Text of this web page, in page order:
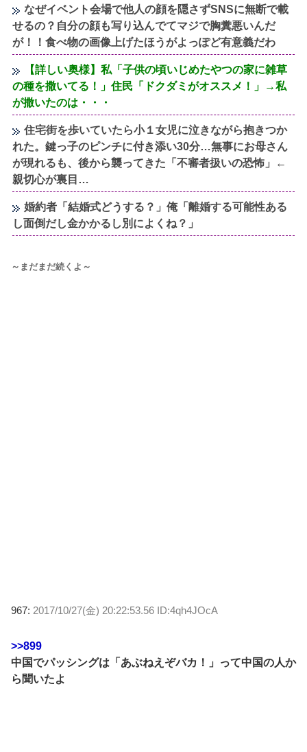
なぜイベント会場で他人の顔を隠さずSNSに無断で載
せるの？自分の顔も写り込んでてマジで胸糞悪いんだ
が！！食べ物の画像上げたほうがよっぽど有意義だわ
【詳しい奥様】私「子供の頃いじめたやつの家に雑草
の種を撒いてる！」住民「ドクダミがオススメ！」→私
が撒いたのは・・・
住宅街を歩いていたら小１女児に泣きながら抱きつか
れた。鍵っ子のピンチに付き添い30分…無事にお母さん
が現れるも、後から襲ってきた「不審者扱いの恐怖」←
親切心が裏目…
婚約者「結婚式どうする？」俺「離婚する可能性ある
し面倒だし金かかるし別によくね？」
～まだまだ続くよ～
967: 2017/10/27(金) 20:22:53.56 ID:4qh4JOcA
>>899
中国でパッシングは「あぶねえぞバカ！」って中国の人か
ら聞いたよ